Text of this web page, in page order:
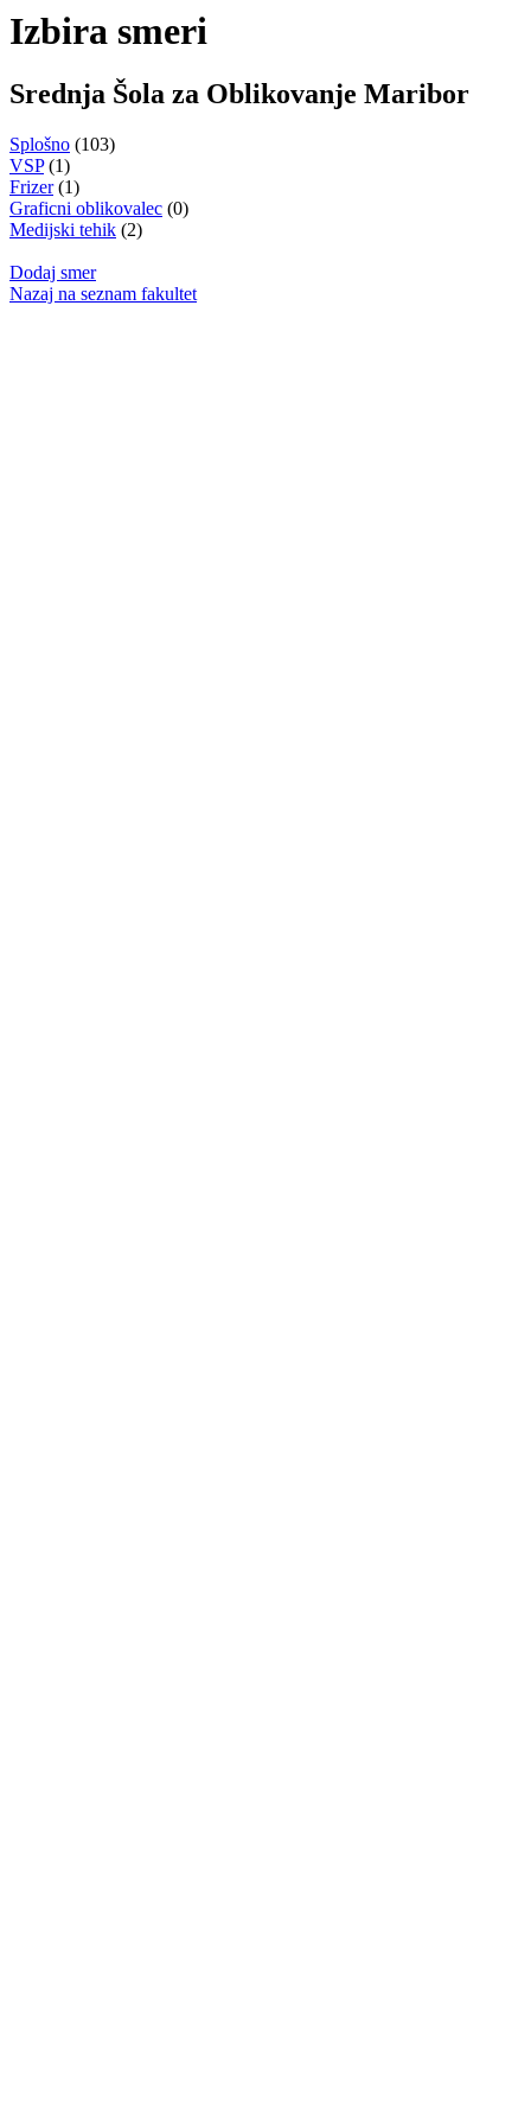
Izbira smeri
Srednja Šola za Oblikovanje Maribor
Splošno (103)
VSP(1)
Frizer(1)
Graficni oblikovalec (0)
Medijski tehik (2)
Dodaj smer
Nazaj na seznam fakultet